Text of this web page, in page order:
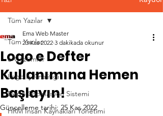
Tüm Yazılar
e-Çözümler
Logo İş Analitiği
Depo Otomasyon Sistemi
HRM İnsan Kaynakları Yönetimi
Tüm Yazılar
Logo e Defter
Kullanımına Hemen
Başlayın!
Ema Web Master
23 Kas 2022 3 dakikada okunur
Güncelleme tarihi: 25 Kas 2022